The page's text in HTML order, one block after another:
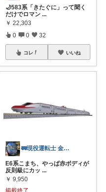
🌙583系「きたぐに」って聞く
だけでロマン ...
￥ 22,303
0 0 32
コレ いいね
🚃現役運転士 金魚🐠
E6系こまち、やっぱ赤ボディが
反則級にカッ ...
￥ 9,950
掲載終了